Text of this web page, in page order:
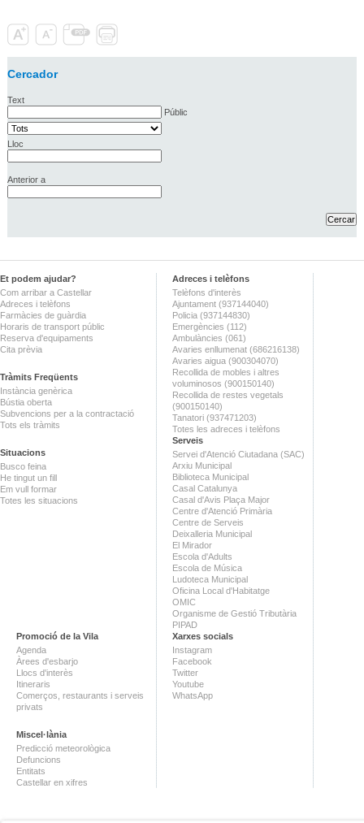
Cercador
Text
Públic
Lloc
Anterior a
Et podem ajudar?
Com arribar a Castellar
Adreces i telèfons
Farmàcies de guàrdia
Horaris de transport públic
Reserva d'equipaments
Cita prèvia
Tràmits Freqüents
Instància genèrica
Bústia oberta
Subvencions per a la contractació
Tots els tràmits
Situacions
Busco feina
He tingut un fill
Em vull formar
Totes les situacions
Adreces i telèfons
Telèfons d'interès
Ajuntament (937144040)
Policia (937144830)
Emergències (112)
Ambulàncies (061)
Avaries enllumenat (686216138)
Avaries aigua (900304070)
Recollida de mobles i altres
voluminosos (900150140)
Recollida de restes vegetals
(900150140)
Tanatori (937471203)
Totes les adreces i telèfons
Serveis
Servei d'Atenció Ciutadana (SAC)
Arxiu Municipal
Biblioteca Municipal
Casal Catalunya
Casal d'Avis Plaça Major
Centre d'Atenció Primària
Centre de Serveis
Deixalleria Municipal
El Mirador
Escola d'Adults
Escola de Música
Ludoteca Municipal
Oficina Local d'Habitatge
OMIC
Organisme de Gestió Tributària
PIPAD
Promoció de la Vila
Agenda
Àrees d'esbarjo
Llocs d'interès
Itineraris
Comerços, restaurants i serveis
privats
Miscel·lània
Predicció meteorològica
Defuncions
Entitats
Castellar en xifres
Xarxes socials
Instagram
Facebook
Twitter
Youtube
WhatsApp